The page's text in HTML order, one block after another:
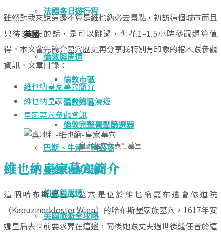
法國多日遊行程
英國
倫敦與周遭
倫敦市區
倫敦郊區
倫敦完整景點篩選器
巴斯、牛津、科茲窩
曼徹斯特與周遭
約克與周遭
英國旅遊全攻略
雖然對我來說這邊不算是維也納必去景點，初訪這個城市而且
只待3–4天的話，是可以跳過，但花1–1.5小時參觀還算值
得。本文會先簡介墓穴歷史再分享我特別有印象的棺木跟參觀
資訊。文章目錄：
維也納皇家墓穴簡介
維也納皇家墓穴簡介漫遊
皇家墓穴參觀資訊
皇家墓穴代表性墓室
維也納皇家墓穴簡介
這個哈布斯堡皇家墓穴是位於維也納嘉布遣會修道院
（Kapuzinerkloster Wien）的哈布斯堡家族墓穴，1617年安
娜皇后去世前要求葬在這邊，爾後她跟丈夫過世後繼任者於這